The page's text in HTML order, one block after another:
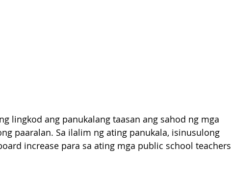
lingkod ang panukalang taasan ang sahod ng mga
paaralan. Sa ilalim ng ating panukala, isinusulong
increase para sa ating mga public school teachers